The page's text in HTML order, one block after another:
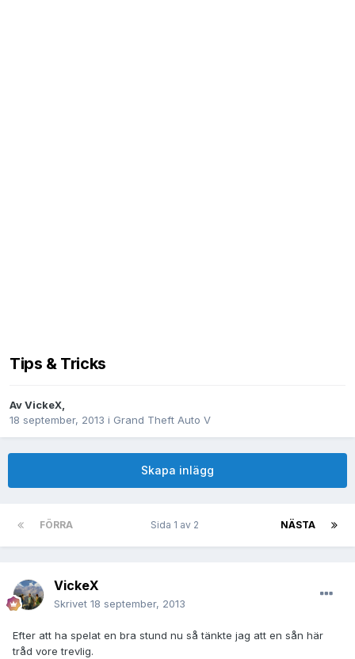
Tips & Tricks
AvVickeX,
18 september, 2013 i Grand Theft Auto V
Skapa inlägg
FÖRRA NÄSTA
Sida 1 av 2
VickeX
Skrivet 18 september, 2013
Efter att ha spelat en bra stund nu så tänkte jag att en sån här
tråd vore trevlig.